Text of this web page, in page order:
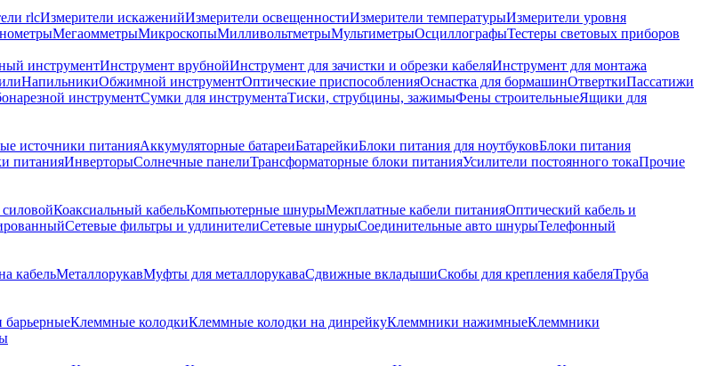
rlcИзмерители искаженийИзмерители освещенностиИзмерители температурыИзмерители уровня
МегаомметрыМикроскопыМилливольтметрыМультиметрыОсциллографыТестеры световых приборов
инструментИнструмент врубнойИнструмент для зачистки и обрезки кабеляИнструмент для монтажа
НапильникиОбжимной инструментОптические приспособленияОснастка для бормашинОтверткиПассатижи
инструментСумки для инструментаТиски, струбцины, зажимыФены строительныеЯщики для
источники питанияАккумуляторные батареиБатарейкиБлоки питания для ноутбуковБлоки питания
питанияИнверторыСолнечные панелиТрансформаторные блоки питанияУсилители постоянного токаПрочие
Коаксиальный кабельКомпьютерные шнурыМежплатные кабели питанияОптический кабель и
Сетевые фильтры и удлинителиСетевые шнурыСоединительные авто шнурыТелефонный
кабельМеталлорукавМуфты для металлорукаваСдвижные вкладышиСкобы для крепления кабеляТруба
Клеммные колодкиКлеммные колодки на динрейкуКлеммники нажимныеКлеммники